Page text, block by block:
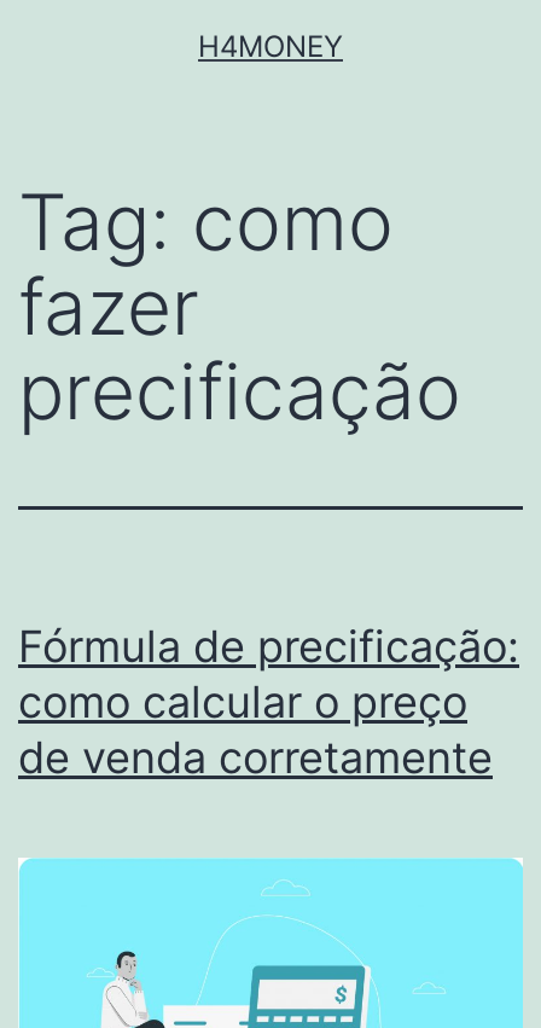
H4MONEY
Tag: como
fazer
precificação
Fórmula de precificação:
como calcular o preço
de venda corretamente